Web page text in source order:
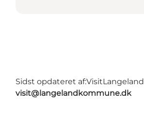
Sidst opdateret af:VisitLangeland
visit@langelandkommune.dk